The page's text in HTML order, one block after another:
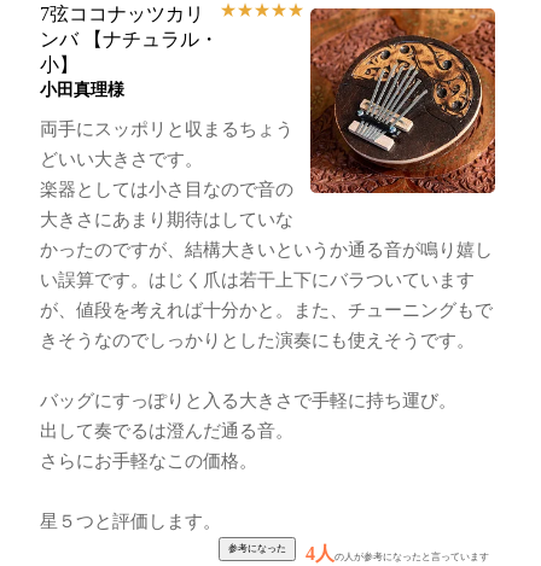
7弦ココナッツカリ
ンバ 【ナチュラル・
小】
★★★★★
小田真理様
両手にスッポリと収まるちょう
どいい大きさです。
楽器としては小さ目なので音の
大きさにあまり期待はしていな
かったのですが、結構大きいというか通る音が鳴り嬉し
い誤算です。はじく爪は若干上下にバラついています
が、値段を考えれば十分かと。また、チューニングもで
きそうなのでしっかりとした演奏にも使えそうです。
バッグにすっぽりと入る大きさで手軽に持ち運び。
出して奏でるは澄んだ通る音。
さらにお手軽なこの価格。
星５つと評価します。
4人の人が参考になったと言っています